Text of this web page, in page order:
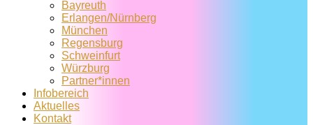
Bayreuth
Erlangen/Nürnberg
München
Regensburg
Schweinfurt
Würzburg
Partner*innen
Infobereich
Aktuelles
Kontakt